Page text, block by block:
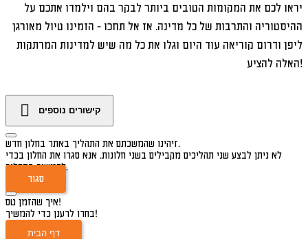
יראו לכם את המקומות הטובים ביותר לבקר בהם וילמדו אתכם על
ההיסטוריה והתרבות של כל מדינה. אז אל תחכו - הזמינו טיול מאורגן
ליפן ודרום קוריאה עוד היום וגלו את כל מה שיש למדינות המרתקות
האלה להציע!
קישורים נוספים
זיהינו שהמשכתם את התהליך באתר בחלון חדש.
לא ניתן לבצע שני תהליכים מקבילים בשני חלונות. אנא סגרו את החלון בכדי
להמשיך בתהליך.
סגור
איך שהזמן טס!
בחרו לרענן כדי להמשיך!
דף הבית